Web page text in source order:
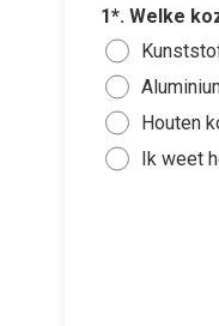
1*. Welke
Houten
Ik weet